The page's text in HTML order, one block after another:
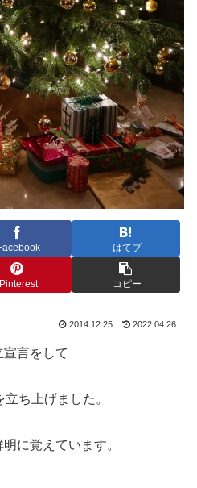
はてブ
Pinterest コピー
2014.12.25 2022.04.26
宣言をして
ち上げました。
に覚えています。